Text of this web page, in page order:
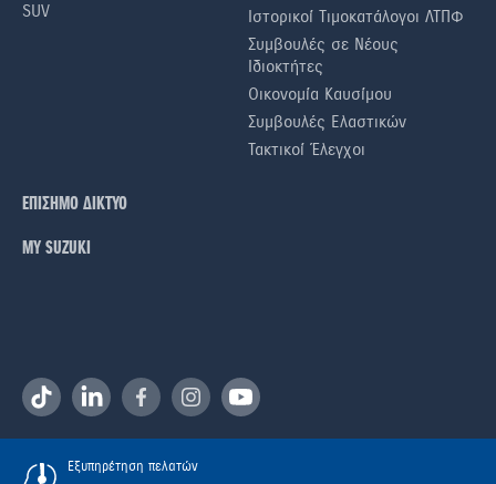
SUV
Ιστορικοί Τιμοκατάλογοι ΛΤΠΦ
Συμβουλές σε Nέους
Iδιοκτήτες
Οικονομία Καυσίμου
Συμβουλές Ελαστικών
Τακτικοί Έλεγχοι
ΕΠΙΣΗΜΟ ΔΙΚΤΥΟ
ΜΥ SUZUKI
Εξυπηρέτηση πελατών